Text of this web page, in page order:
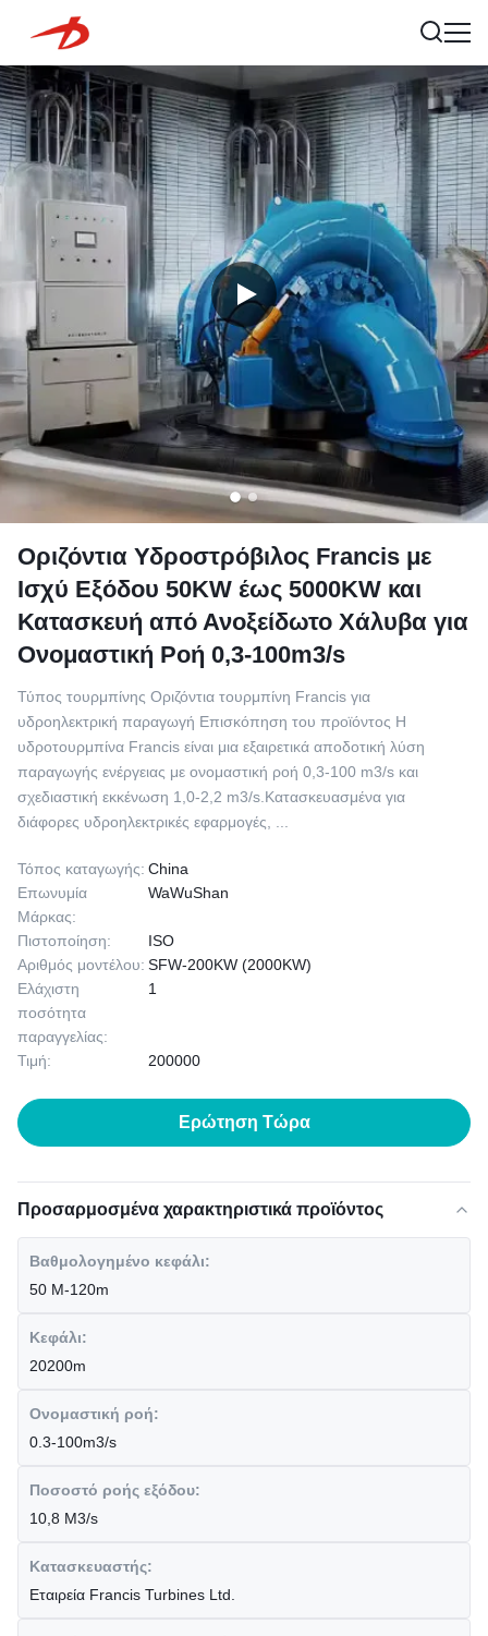
Οριζόντια Υδροστρόβιλος Francis με
Ισχύ Εξόδου 50KW έως 5000KW και
Κατασκευή από Ανοξείδωτο Χάλυβα για
Ονομαστική Ροή 0,3-100m3/s
Τύπος τουρμπίνης Οριζόντια τουρμπίνη Francis για
υδροηλεκτρική παραγωγή Επισκόπηση του προϊόντος Η
υδροτουρμπίνα Francis είναι μια εξαιρετικά αποδοτική λύση
παραγωγής ενέργειας με ονομαστική ροή 0,3-100 m3/s και
σχεδιαστική εκκένωση 1,0-2,2 m3/s.Κατασκευασμένα για
διάφορες υδροηλεκτρικές εφαρμογές, ...
Τόπος καταγωγής: China
Επωνυμία
Μάρκας:
WaWuShan
Πιστοποίηση:
ISO
Αριθμός μοντέλου: SFW-200KW (2000KW)
Ελάχιστη
ποσότητα
παραγγελίας:
1
Τιμή: 200000
Ερώτηση Τώρα
Προσαρμοσμένα χαρακτηριστικά προϊόντος
Βαθμολογημένο κεφάλι:
50 M-120m
Κεφάλι:
20200m
Ονομαστική ροή:
0.3-100m3/s
Ποσοστό ροής εξόδου:
10,8 M3/s
Κατασκευαστής:
Εταιρεία Francis Turbines Ltd.